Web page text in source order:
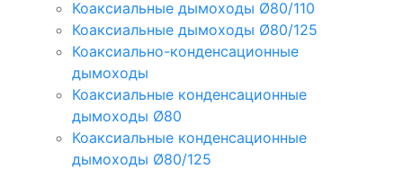
Коаксиальные дымоходы Ø80/110
Коаксиальные дымоходы Ø80/125
Коаксиально-конденсационные
дымоходы
Коаксиальные конденсационные
дымоходы Ø80
Коаксиальные конденсационные
дымоходы Ø80/125